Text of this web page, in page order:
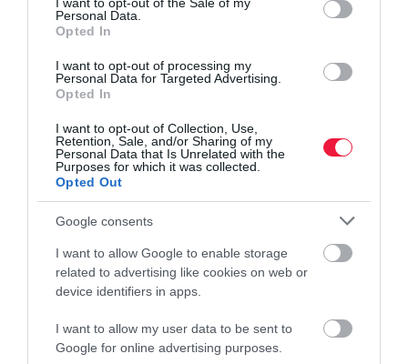
Personal Data.
Opted In
I want to opt-out of processing my
Personal Data for Targeted Advertising.
Opted In
I want to opt-out of Collection, Use,
Retention, Sale, and/or Sharing of my
Personal Data that Is Unrelated with the
Purposes for which it was collected.
Opted Out
Google consents
I want to allow Google to enable storage
related to advertising like cookies on web or
device identifiers in apps.
I want to allow my user data to be sent to
Google for online advertising purposes.